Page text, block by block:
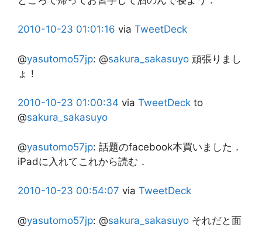
2010-10-23 01:01:16 via TweetDeck
@yasutomo57jp: @sakura_sakasuyo 頑張りまし
ょ！
2010-10-23 01:00:34 via TweetDeck to
@sakura_sakasuyo
@yasutomo57jp: 話題のfacebook本買いました．
iPadに入れてこれから読む．
2010-10-23 00:54:07 via TweetDeck
@yasutomo57jp: @sakura_sakasuyo それだと面